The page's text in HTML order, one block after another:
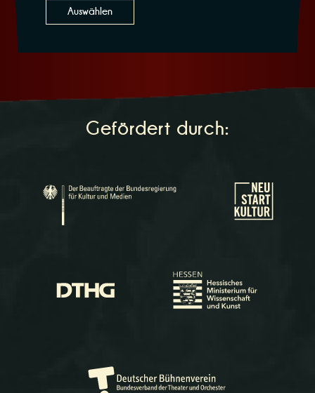
Auswählen
Gefördert durch: